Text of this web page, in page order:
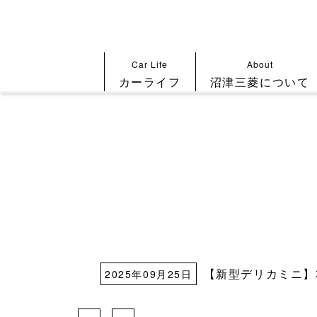
Car Life
カーライフ
About
沼津三菱について
2025年09月25日 【新型デリカミニ